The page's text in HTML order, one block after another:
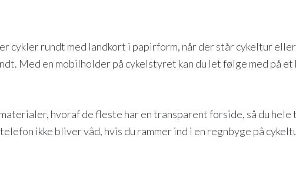
cykler rundt med landkort i papirform, når der står cykeltur
Med en mobilholder på cykelstyret kan du let følge med på
hvoraf de fleste har en transparent forside, så du
ikke bliver våd, hvis du rammer ind i en regnbyge på